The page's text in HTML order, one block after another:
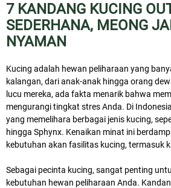
7 KANDANG KUCING
SEDERHANA, MEONG
NYAMAN
Kucing adalah hewan peliharaan yang
kalangan, dari anak-anak hingga orang
lucu mereka, ada fakta menarik bahwa
mengurangi tingkat stres Anda. Di
yang memelihara berbagai jenis kucing,
hingga Sphynx. Kenaikan minat ini
kebutuhan akan fasilitas kucing, termasuk
Sebagai pecinta kucing, sangat penting
kebutuhan hewan peliharaan Anda.